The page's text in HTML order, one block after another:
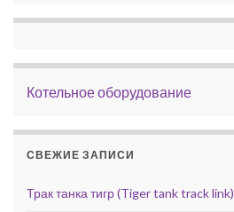
Котельное оборудование
СВЕЖИЕ ЗАПИСИ
Трак танка тигр (Tiger tank track link)